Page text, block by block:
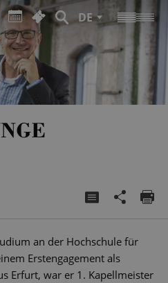
DE
an der Hochschule für
Erstengagement als
Erfurt, war er 1. Kapellmeister